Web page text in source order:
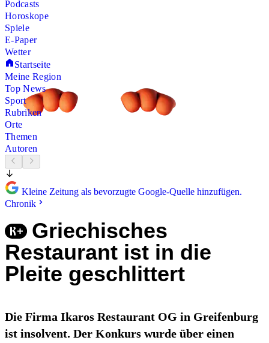
Podcasts
Horoskope
Spiele
E-Paper
Wetter
Startseite
Meine Region
Top News
Sport
Rubriken
Orte
Themen
Autoren
Kleine Zeitung als bevorzugte Google-Quelle hinzufügen.
Chronik
Griechisches
Restaurant ist in die
Pleite geschlittert
Die Firma Ikaros Restaurant OG in Greifenburg
ist insolvent. Der Konkurs wurde über einen